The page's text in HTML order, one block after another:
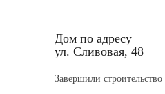
Завершили
Дом по адресу
ул. Сливовая, 48